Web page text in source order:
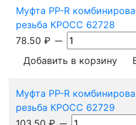
Муфта PP-R
резьба КРОСС 62728
78.50 ₽
Добавить в корзину
Муфта PP-R
резьба КРОСС 62729